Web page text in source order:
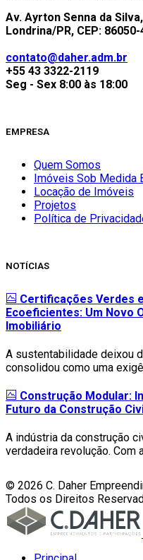
Av. Ayrton Senna da
Londrina/PR, CEP: 86050-
contato@daher.adm.br
+55 43 3322-2119
Seg - Sex 8:00 às 18:00
EMPRESA
Quem Somos
Imóveis Sob Medida
Locação de Imóveis
Projetos
Política de
NOTÍCIAS
Certificações Verdes
Ecoeficientes: Um Novo
Imobiliário
A sustentabilidade deixou
consolidou como uma
Construção Modular:
Futuro da Construção
A indústria da construção
verdadeira revolução. Com
© 2026 C. Daher
Todos os Direitos